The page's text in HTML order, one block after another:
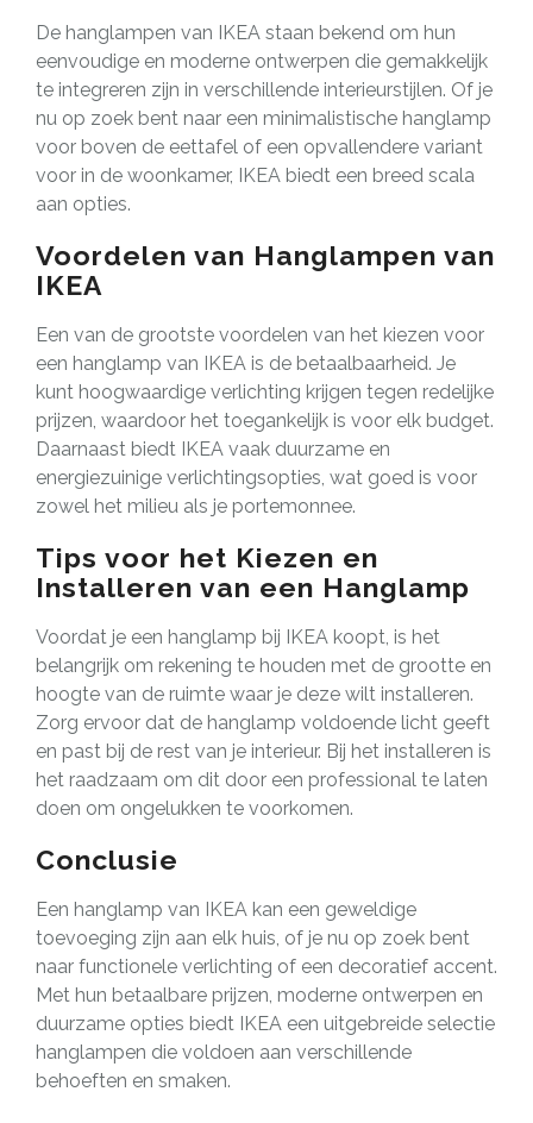
De hanglampen van IKEA staan bekend om hun
eenvoudige en moderne ontwerpen die gemakkelijk
te integreren zijn in verschillende interieurstijlen. Of je
nu op zoek bent naar een minimalistische hanglamp
voor boven de eettafel of een opvallendere variant
voor in de woonkamer, IKEA biedt een breed scala
aan opties.
Voordelen van Hanglampen van
IKEA
Een van de grootste voordelen van het kiezen voor
een hanglamp van IKEA is de betaalbaarheid. Je
kunt hoogwaardige verlichting krijgen tegen redelijke
prijzen, waardoor het toegankelijk is voor elk budget.
Daarnaast biedt IKEA vaak duurzame en
energiezuinige verlichtingsopties, wat goed is voor
zowel het milieu als je portemonnee.
Tips voor het Kiezen en
Installeren van een Hanglamp
Voordat je een hanglamp bij IKEA koopt, is het
belangrijk om rekening te houden met de grootte en
hoogte van de ruimte waar je deze wilt installeren.
Zorg ervoor dat de hanglamp voldoende licht geeft
en past bij de rest van je interieur. Bij het installeren is
het raadzaam om dit door een professional te laten
doen om ongelukken te voorkomen.
Conclusie
Een hanglamp van IKEA kan een geweldige
toevoeging zijn aan elk huis, of je nu op zoek bent
naar functionele verlichting of een decoratief accent.
Met hun betaalbare prijzen, moderne ontwerpen en
duurzame opties biedt IKEA een uitgebreide selectie
hanglampen die voldoen aan verschillende
behoeften en smaken.